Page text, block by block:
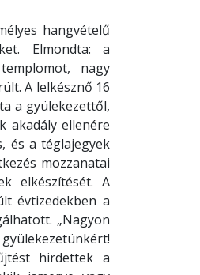
hangvételű
Elmondta: a
nagy
A lelkésznő 16
a gyülekezettől,
akadály ellenére
és a téglajegyek
mozzanatai
elkészítését. A
évtizedekben a
„Nagyon
hirdettek a